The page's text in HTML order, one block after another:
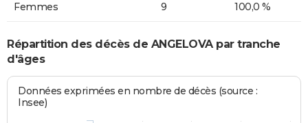
Femmes 9 100,0 %
Répartition des décès de ANGELOVA par tranche
d'âges
Données exprimées en nombre de décès (source :
Insee)